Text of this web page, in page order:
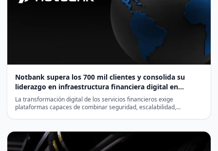
Notbank supera los 700 mil clientes y consolida su
liderazgo en infraestructura financiera digital en
Latinoamérica
La transformación digital de los servicios financieros exige
plataformas capaces de combinar seguridad, escalabilidad,